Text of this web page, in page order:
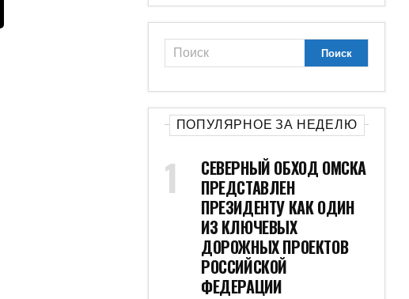
ПОПУЛЯРНОЕ ЗА НЕДЕЛЮ
СЕВЕРНЫЙ ОБХОД ОМСКА
ПРЕДСТАВЛЕН
ПРЕЗИДЕНТУ КАК ОДИН
ИЗ КЛЮЧЕВЫХ
ДОРОЖНЫХ ПРОЕКТОВ
РОССИЙСКОЙ
ФЕДЕРАЦИИ